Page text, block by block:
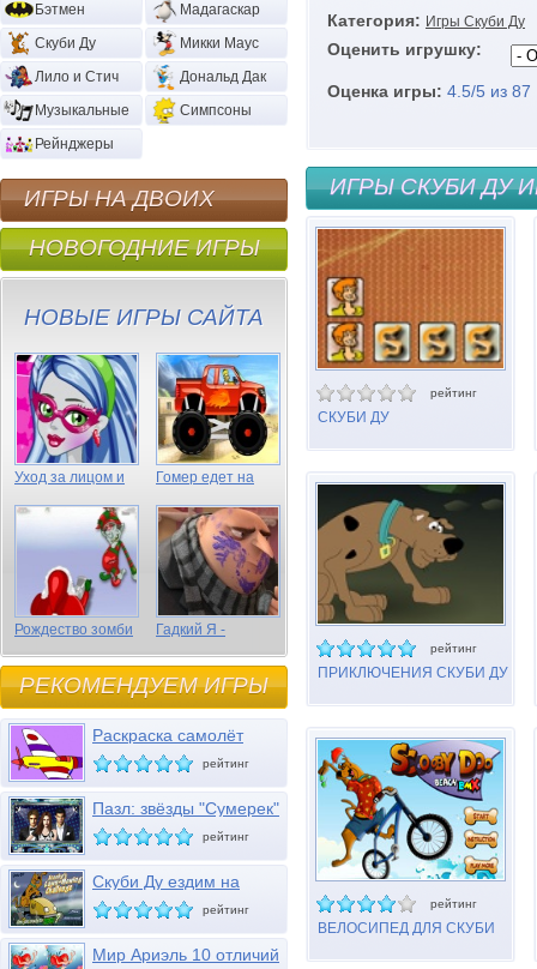
Категория: Игры Скуби Ду
Оценить игрушку:
Оценка игры: 4.5/5 из 87
ИГРЫ СКУБИ ДУ
рейтинг
СКУБИ ДУ
рейтинг
ПРИКЛЮЧЕНИЯ СКУБИ ДУ
рейтинг
ВЕЛОСИПЕД ДЛЯ СКУБИ
Бэтмен
Мадагаскар
Скуби Ду
Микки Маус
Лило и Стич
Дональд Дак
Музыкальные
Симпсоны
Рейнджеры
ИГРЫ НА ДВОИХ
НОВОГОДНИЕ ИГРЫ
НОВЫЕ ИГРЫ САЙТА
Уход за лицом и
Эпс
Гомер едет на
Рождество зомби
Гадкий Я -
предметы
РЕКОМЕНДУЕМ ИГРЫ
Раскраска самолёт
рейтинг
Пазл: звёзды "Сумерек"
рейтинг
Скуби Ду ездим на
газонокосилке рейтинг
Мир Ариэль 10 отличий